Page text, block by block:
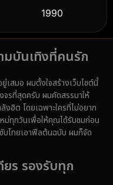
(59)
(5)
(91)
1990
1986
1982
1953
บันเทิงที่คนรัก
สมอ ผมตั้งใจสร้างเว็บไซต์นี้
จรที่สุดครับ ผมคัดสรรมาให้
ฮิต โดยเฉพาะใครที่ไม่อยาก
ม่ทุกวันเพื่อให้คุณได้รับชมก่อน
บไทยเอาฟีลต้นฉบับ ผมก็จัด
ร รองรับทุก